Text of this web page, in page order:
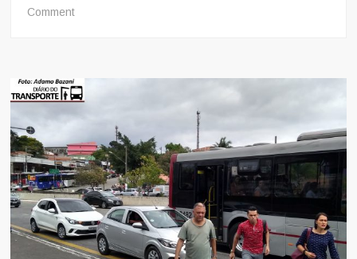
Commenton
tudo:
as
mais
novas
estruturas
de
transporte
público
da
Europa